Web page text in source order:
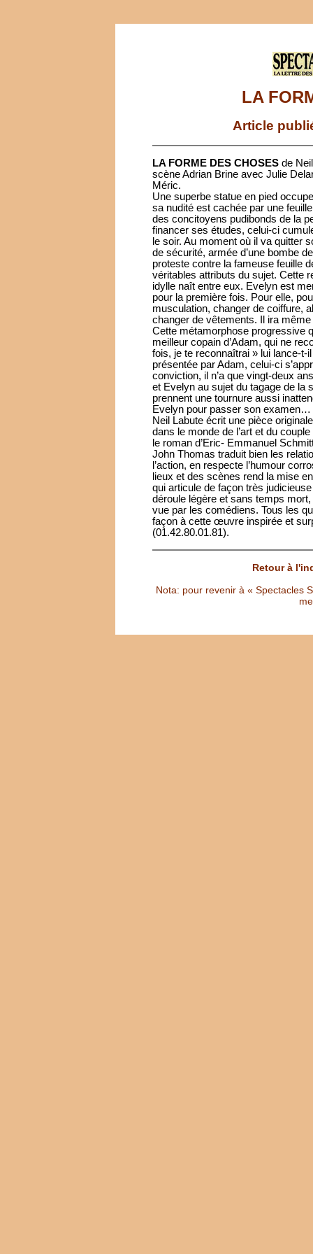
LA
Article
LA FORME DES CHOSES de
scène Adrian Brine avec Julie
Méric.
Une superbe statue en pied
sa nudité est cachée par une
des concitoyens pudibonds de la
financer ses études, celui-ci
le soir. Au moment où il va quitter
de sécurité, armée d’une bombe
proteste contre la fameuse feuille
véritables attributs du sujet. Cette
idylle naît entre eux. Evelyn est
pour la première fois. Pour elle,
musculation, changer de coiffure,
changer de vêtements. Il ira
Cette métamorphose progressive
meilleur copain d’Adam, qui ne
fois, je te reconnaîtrai » lui lance-t-
présentée par Adam, celui-ci
conviction, il n’a que vingt-deux
et Evelyn au sujet du tagage de la
prennent une tournure aussi
Evelyn pour passer son examen…
Neil Labute écrit une pièce
dans le monde de l’art et du
le roman d’Eric- Emmanuel
John Thomas traduit bien les
l’action, en respecte l’humour
lieux et des scènes rend la mise
qui articule de façon très
déroule légère et sans temps
vue par les comédiens. Tous les
façon à cette œuvre inspirée et
(01.42.80.01.81).
Retour à
Nota: pour revenir à « Spectacles